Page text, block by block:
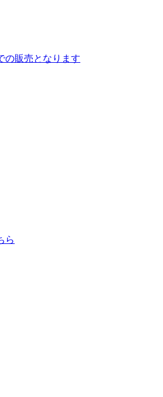
の販売となります
ら